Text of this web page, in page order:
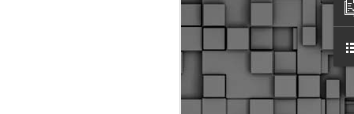
αστυνομικούς, οι οποίοι έχουν
εκπαίδευσή τους και
καθήκοντα.
ο Δήμος παρέλαβε τρία
μετακινήσεις των